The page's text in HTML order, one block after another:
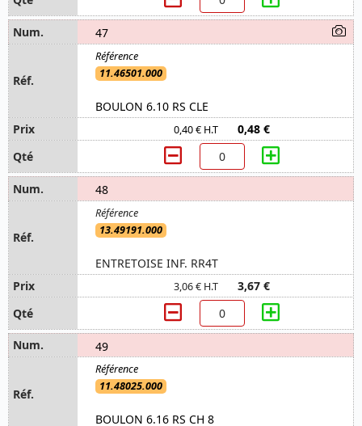
47
11.46501.000
BOULON 6.10 RS CLE
0,40 € H.T 0,48 €
48
13.49191.000
ENTRETOISE INF. RR4T
3,06 € H.T 3,67 €
49
11.48025.000
BOULON 6.16 RS CH 8